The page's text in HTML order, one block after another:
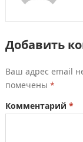
Добавить
Ваш адрес email
помечены *
Комментарий *